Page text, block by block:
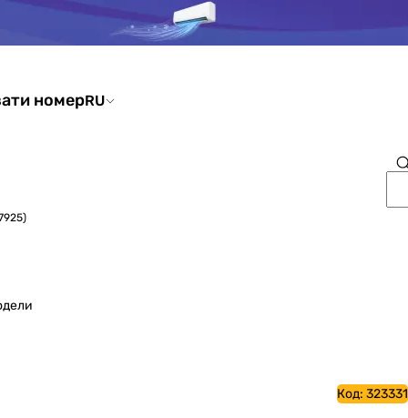
номерRU
Код: 323331